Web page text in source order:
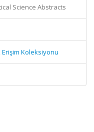
Science Abstracts
Erişim Koleksiyonu